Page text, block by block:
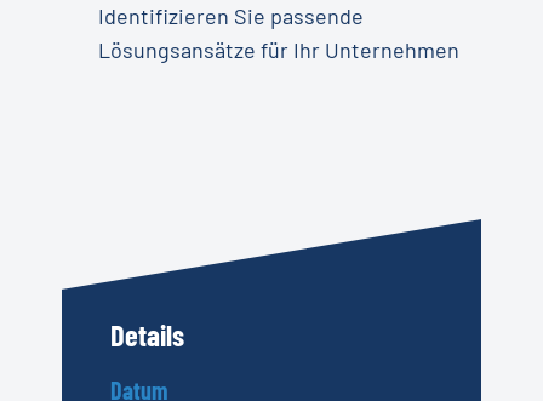
Identifizieren Sie passende
Lösungsansätze für Ihr Unternehmen
Details
Datum